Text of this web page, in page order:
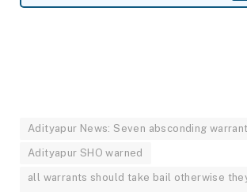
Adityapur News: Seven absconding
Adityapur SHO warned
all warrants should take bail otherwise